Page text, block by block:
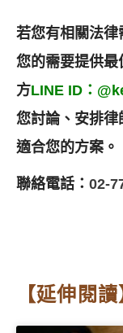
若您有相關法律
您的需要提供
方LINE ID：
您討論、安排
適合您的方案。
聯絡電話： 02-
【延伸閱讀